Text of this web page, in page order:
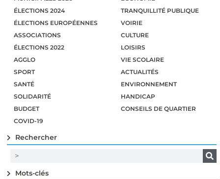
ÉLECTIONS 2024
ÉLECTIONS EUROPÉENNES
ASSOCIATIONS
ÉLECTIONS 2022
AGGLO
SPORT
SANTÉ
SOLIDARITÉ
BUDGET
COVID-19
TRANQUILLITÉ PUBLIQUE
VOIRIE
CULTURE
LOISIRS
VIE SCOLAIRE
ACTUALITÉS
ENVIRONNEMENT
HANDICAP
CONSEILS DE QUARTIER
Rechercher
Mots-clés